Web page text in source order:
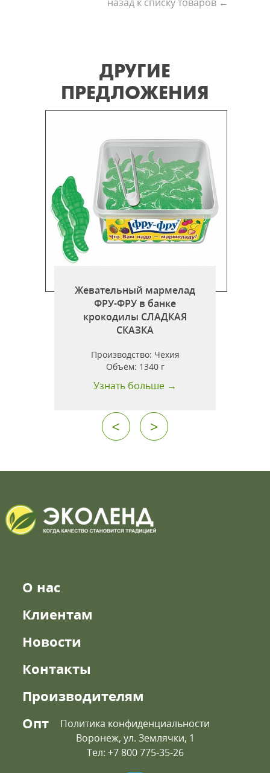
ДРУГИЕ
ПРЕДЛОЖЕНИЯ
Жевательный мармелад
ФРУ-ФРУ в банке
крокодилы СЛАДКАЯ
СКАЗКА
Производство: Чехия
Объём: 1340 г
Узнать больше →
< >
О нас
Клиентам
Новости
Контакты
Производителям
Опт
Политика конфиденциальности
Воронеж, ул. Землячки, 1
Тел: +7 800 775-35-26